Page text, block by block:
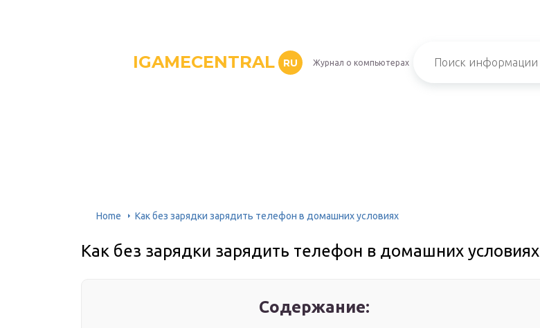
IGAMECENTRAL RU Журнал о компьютерах
Home Как без зарядки зарядить телефон в домашних условиях
Как без зарядки зарядить телефон в домашних условиях
Содержание: